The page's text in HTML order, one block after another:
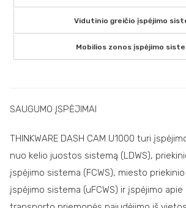
Vidutinio greičio įspėjimo
Mobilios zonos įspėjimo
SAUGUMO ĮSPĖJIMAI
THINKWARE DASH CAM U1000 turi
nuo kelio juostos sistemą (LDWS),
įspėjimo sistema (FCWS), miesto
įspėjimo sistema (uFCWS) ir įspėjimo apie